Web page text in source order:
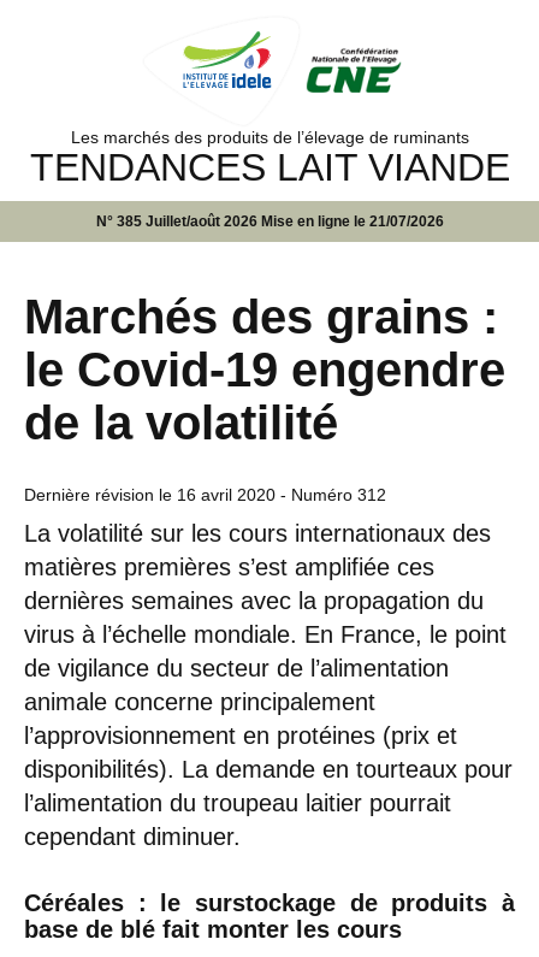
Les marchés des produits de l’élevage de ruminants
TENDANCES LAIT VIANDE
N° 385 Juillet/août 2026 Mise en ligne le 21/07/2026
Marchés des grains :
le Covid-19 engendre
de la volatilité
Dernière révision le 16 avril 2020 - Numéro 312
La volatilité sur les cours internationaux des
matières premières s’est amplifiée ces
dernières semaines avec la propagation du
virus à l’échelle mondiale. En France, le point
de vigilance du secteur de l’alimentation
animale concerne principalement
l’approvisionnement en protéines (prix et
disponibilités). La demande en tourteaux pour
l’alimentation du troupeau laitier pourrait
cependant diminuer.
Céréales : le surstockage de produits à
base de blé fait monter les cours